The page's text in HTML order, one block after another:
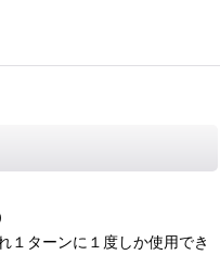
１ターンに１度しか使用でき